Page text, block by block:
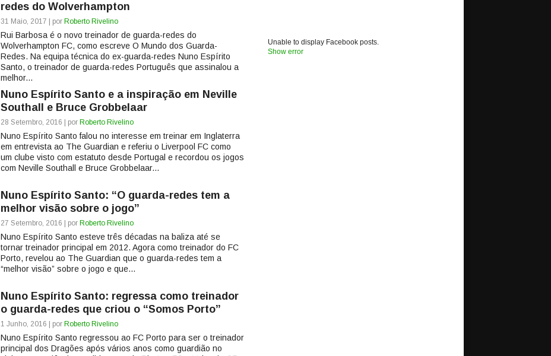
redes do Wolverhampton
31 Maio, 2017 | por Roberto Rivelino
Rui Barbosa é o novo treinador de guarda-redes do
Wolverhampton FC, como escreve O Mundo dos Guarda-
Redes. Na equipa técnica do ex-guarda-redes Nuno Espírito
Santo, o treinador de guarda-redes Português que assinalou a
melhor...
Nuno Espírito Santo e a inspiração em Neville
Southall e Bruce Grobbelaar
28 Setembro, 2016 | por Roberto Rivelino
Nuno Espírito Santo falou no interesse em treinar em Inglaterra
em entrevista ao The Guardian e referiu o Liverpool FC como
um clube visto com estatuto desde Portugal e recordou os jogos
com Neville Southall e Bruce Grobbelaar...
Nuno Espírito Santo: “O guarda-redes tem a
melhor visão sobre o jogo”
27 Setembro, 2016 | por Roberto Rivelino
Nuno Espírito Santo esteve três décadas na baliza até se
tornar treinador principal em 2012. Agora como treinador do FC
Porto, revelou ao The Guardian que o guarda-redes tem a
“melhor visão” sobre o jogo e que...
Nuno Espírito Santo: regressa como treinador
o guarda-redes que criou o “Somos Porto”
1 Junho, 2016 | por Roberto Rivelino
Nuno Espírito Santo regressou ao FC Porto para ser o treinador
principal dos Dragões após vários anos como guardião no
Unable to display Facebook posts.
Show error